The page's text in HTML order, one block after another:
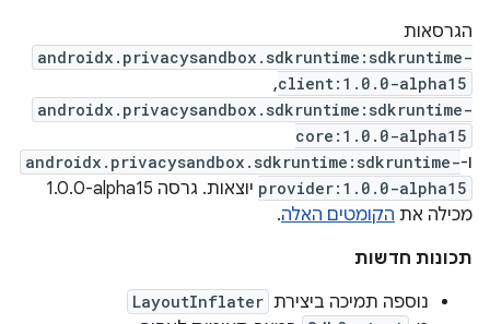
הגרסאות
androidx.privacysandbox.sdkruntime:sdkruntime-
client:1.0.0-alpha15
,
androidx.privacysandbox.sdkruntime:sdkruntime-
core:1.0.0-alpha15
ו-androidx.privacysandbox.sdkruntime:sdkruntime-
provider:1.0.0-alpha15
יוצאות. גרסה ‎1.0.0-alpha15
מכילה את הקומטים האלה.
תכונות חדשות
נוספה תמיכה ביצירת LayoutInflater